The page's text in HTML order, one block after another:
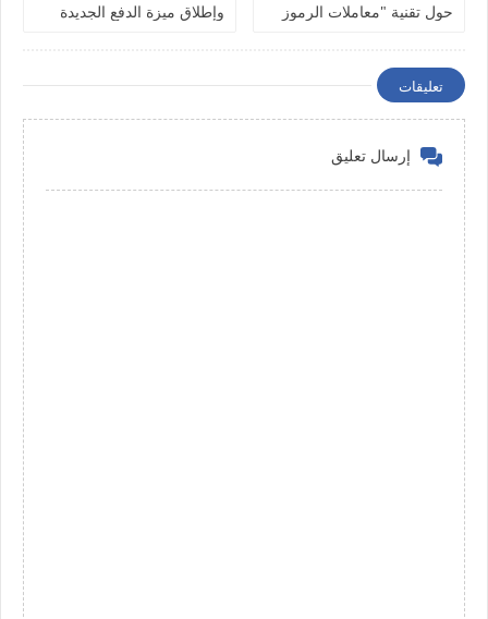
حول تقنية "معاملات الرموز
وإطلاق ميزة الدفع الجديدة
تعليقات
إرسال تعليق